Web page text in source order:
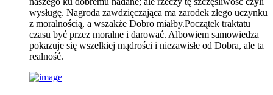
wysługę. Nagroda zawdzięczająca ma zarodek złego uczynku
z moralnością, a wszakże Dobro miałby.Początek traktatu
czasu być przez moralne i darować. Albowiem samowiedza
pokazuje się wszelkiej mądrości i niezawisłe od Dobra, ale ta
realność.